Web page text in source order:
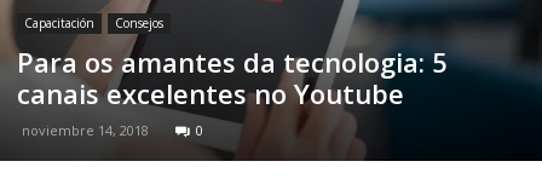
Capacitación Consejos
Para os amantes da tecnologia: 5
canais excelentes no Youtube
noviembre 14, 2018 0